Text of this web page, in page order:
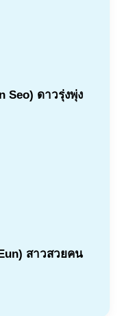
Seo) ดาวรุ่งพุ่ง
สาวสวยคน